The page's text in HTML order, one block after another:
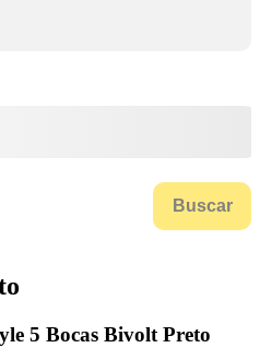
Buscar
5 Bocas Bivolt Preto